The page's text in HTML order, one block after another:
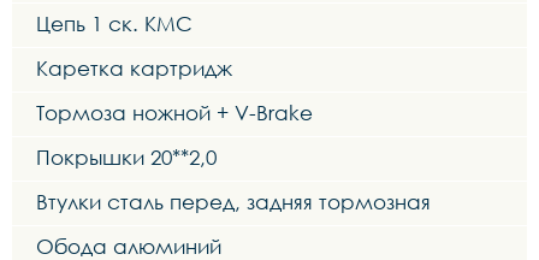
Цепь 1 ск. KMC
Каретка картридж
Тормоза ножной + V-Brake
Покрышки 20**2,0
Втулки сталь перед, задняя тормозная
Обода алюминий